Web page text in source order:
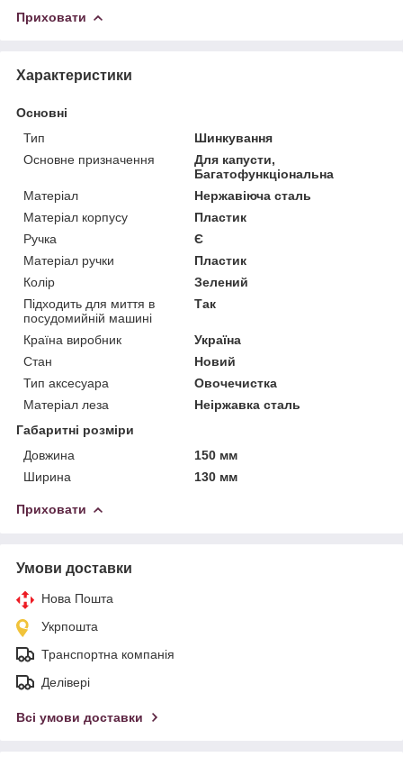
Приховати
Характеристики
Основні
Тип
Шинкування
Основне призначення
Для капусти,
Багатофункціональна
Матеріал
Нержавіюча сталь
Матеріал корпусу
Пластик
Ручка
Є
Матеріал ручки
Пластик
Колір
Зелений
Підходить для миття в
посудомийній машині
Так
Країна виробник
Україна
Стан
Новий
Тип аксесуара
Овочечистка
Матеріал леза
Неіржавка сталь
Габаритні розміри
Довжина
150 мм
Ширина
130 мм
Приховати
Умови доставки
Нова Пошта
Укрпошта
Транспортна компанія
Делівері
Всі умови доставки